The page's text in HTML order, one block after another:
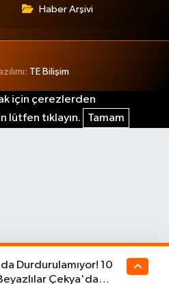
Haber Arşivi
TE Bilişim
için çerezlerden
lütfen tıklayın.
Tamam
Durdurulamıyor! 10
Çekya'da